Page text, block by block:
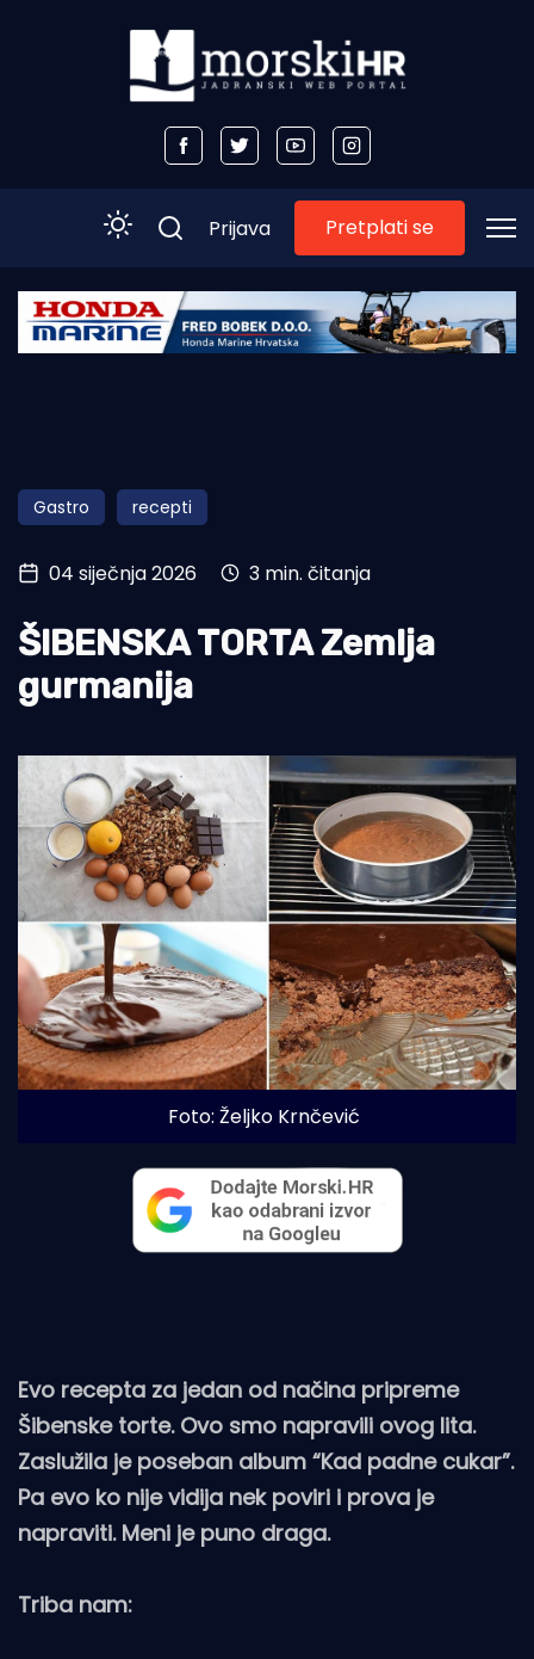
Početna
Obala
Otoci
Turizam i nautika
Pomorstvo
Ribolov
Tradicija i kultura
Prijava Pretplati se
Gastro recepti
04 siječnja 2026 3 min. čitanja
ŠIBENSKA TORTA Zemlja
gurmanija
Foto: Željko Krnčević
Evo recepta za jedan od načina pripreme
Šibenske torte. Ovo smo napravili ovog lita.
Zaslužila je poseban album “Kad padne cukar”.
Pa evo ko nije vidija nek poviri i prova je
napraviti. Meni je puno draga.
Triba nam: